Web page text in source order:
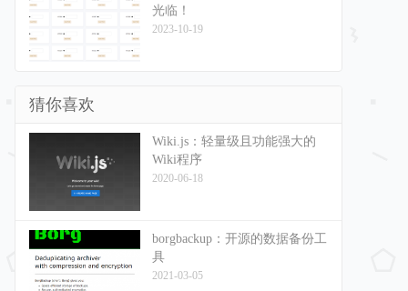
光临！
2023-10-19
猜你喜欢
Wiki.js：轻量级且功能强大的
Wiki程序
2020-06-18
borgbackup：开源的数据备份工
具
2021-03-05